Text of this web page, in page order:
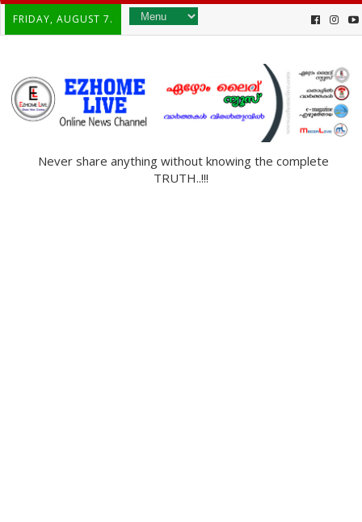
FRIDAY, AUGUST 7.
Never share anything without knowing the complete
TRUTH..!!!